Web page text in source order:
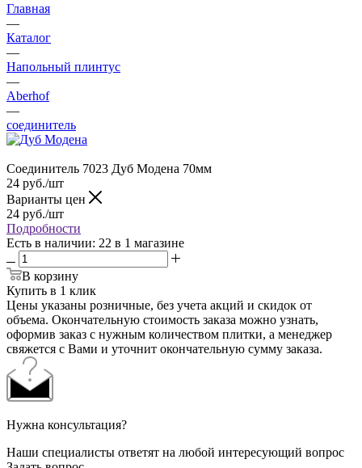
Главная
—
Каталог
—
Напольный плинтус
—
Aberhof
—
соединитель
Соединитель 7023 Дуб Модена 70мм
24 руб./шт
Варианты цен
24 руб./шт
Подробности
Есть в наличии: 22 в 1 магазине
В корзину
Купить в 1 клик
Цены указаны розничные, без учета акций и скидок от
объема. Окончательную стоимость заказа можно узнать,
оформив заказ с нужным количеством плитки, а менеджер
свяжется с Вами и уточнит окончательную сумму заказа.
Нужна консультация?
Наши специалисты ответят на любой интересующий вопрос